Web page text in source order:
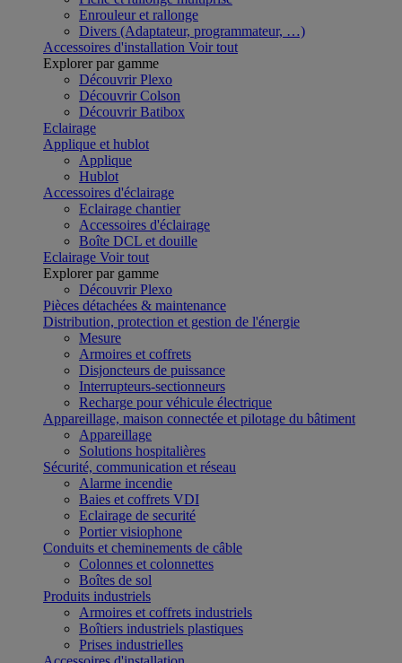
Enrouleur et rallonge
Divers (Adaptateur, programmateur, …)
Accessoires d'installation Voir tout
Explorer par gamme
Découvrir Plexo
Découvrir Colson
Découvrir Batibox
Eclairage
Applique et hublot
Applique
Hublot
Accessoires d'éclairage
Eclairage chantier
Accessoires d'éclairage
Boîte DCL et douille
Eclairage Voir tout
Explorer par gamme
Découvrir Plexo
Pièces détachées & maintenance
Distribution, protection et gestion de l'énergie
Mesure
Armoires et coffrets
Disjoncteurs de puissance
Interrupteurs-sectionneurs
Recharge pour véhicule électrique
Appareillage, maison connectée et pilotage du bâtiment
Appareillage
Solutions hospitalières
Sécurité, communication et réseau
Alarme incendie
Baies et coffrets VDI
Eclairage de securité
Portier visiophone
Conduits et cheminements de câble
Colonnes et colonnettes
Boîtes de sol
Produits industriels
Armoires et coffrets industriels
Boîtiers industriels plastiques
Prises industrielles